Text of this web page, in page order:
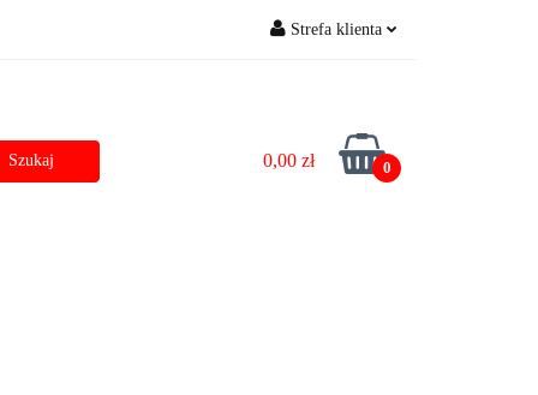
Strefa klienta
Zarejestruj się
Dodaj zgłoszenie do zamówienia
0,00 zł 0